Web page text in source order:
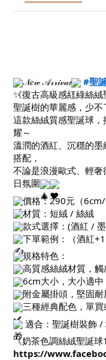
𝒩𝑒𝓌 𝒜𝓇𝓇𝒾𝓋𝒶𝓁 #聖
《復古高級感紅綠絲絨
聖誕樹的華麗感，少
這款絲絨質感聖誕球
耀～
溫潤的酒紅、沉穩的
搭配，
不論是浪漫歐式、輕
日氛圍
價格：290元（6cm/
材質：短絨 / 絲絨
款式選擇：(酒紅 /
下單範例：（酒紅+1
規格特色：
高質感絲絨材質，
6cm大小，大小適
附金屬掛頭，堅固
三種經典配色，單
適合：聖誕樹裝飾
《奶茶色調絲絨聖誕球
https://